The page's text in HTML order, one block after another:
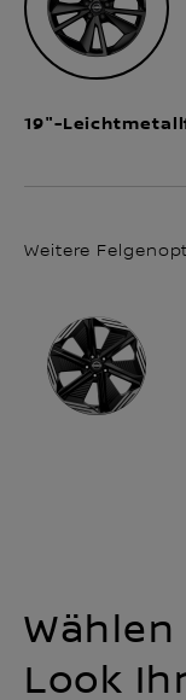
19"-
Weitere
Look